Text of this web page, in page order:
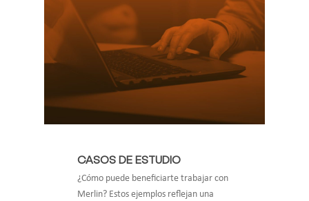
CASOS DE ESTUDIO
¿Cómo puede beneficiarte trabajar con
Merlin? Estos ejemplos reflejan una